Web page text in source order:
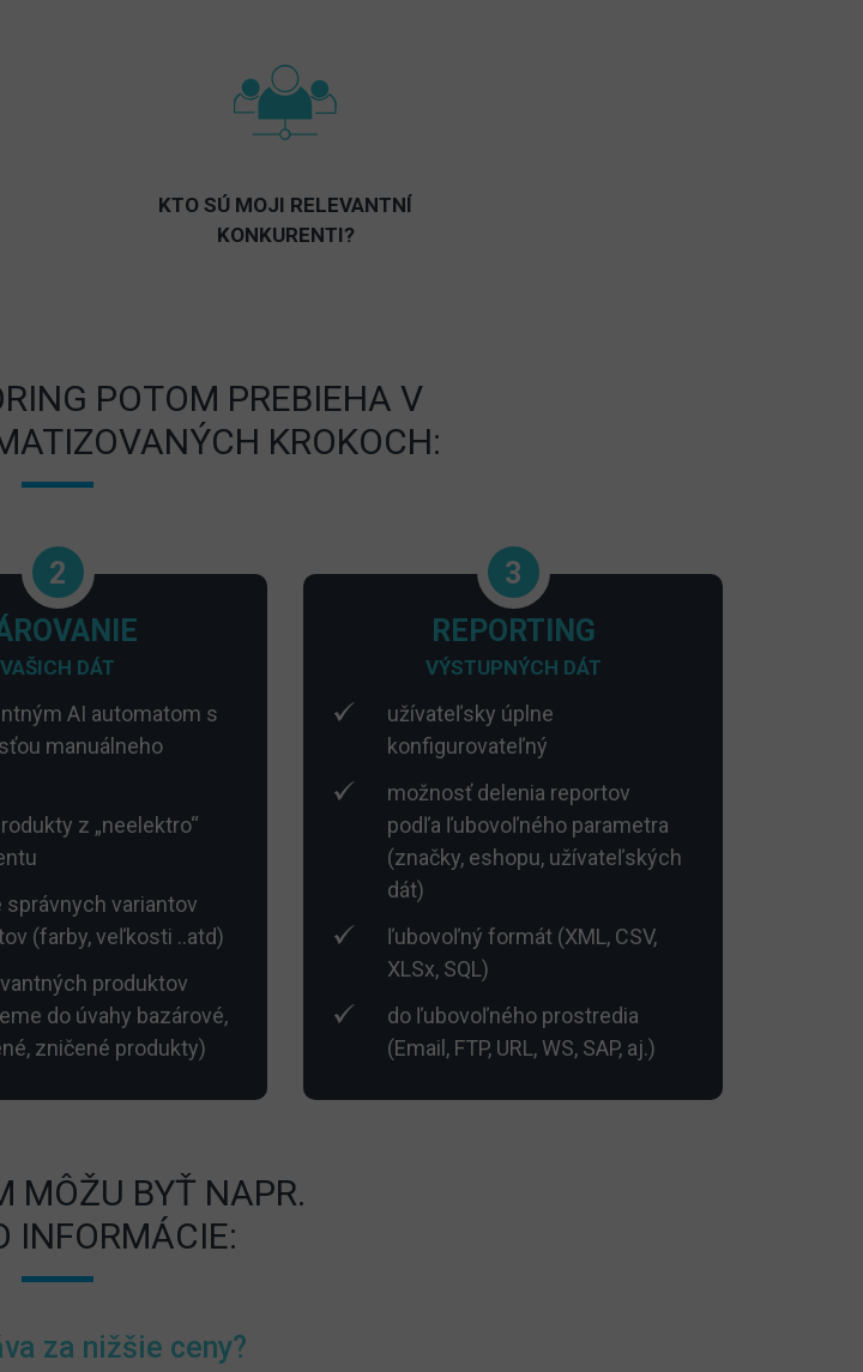
KTO SÚ MOJI RELEVANTNÍ
KONKURENTI?
POTOM PREBIEHA V
KROKOCH:
2
VAŠICH DÁT
AI automatom s
manuálneho
z „neelektro“
správnych variantov
(farby, veľkosti ..atd)
produktov
do úvahy bazárové,
zničené produkty)
3
REPORTING
VÝSTUPNÝCH DÁT
užívateľsky úplne
konfigurovateľný
možnosť delenia reportov
podľa ľubovoľného parametra
(značky, eshopu, užívateľských
dát)
ľubovoľný formát (XML, CSV,
XLSx, SQL)
do ľubovoľného prostredia
(Email, FTP, URL, WS, SAP, aj.)
MÔŽU BYŤ NAPR.
INFORMÁCIE:
za nižšie ceny?